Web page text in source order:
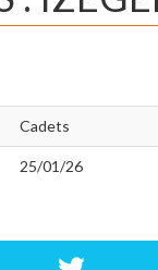
Cadets
25/01/26